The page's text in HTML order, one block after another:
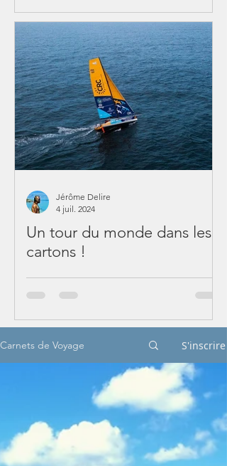
Un tour du monde dans les
cartons !
Jérôme Delire
4 juil. 2024
Carnets de Voyage S'inscrire